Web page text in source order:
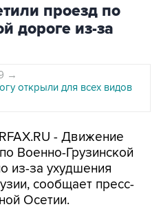
проезд по
дороге из-за
→
открыли для всех видов
- Движение
Военно-Грузинской
из-за ухудшения
сообщает пресс-
Осетии.